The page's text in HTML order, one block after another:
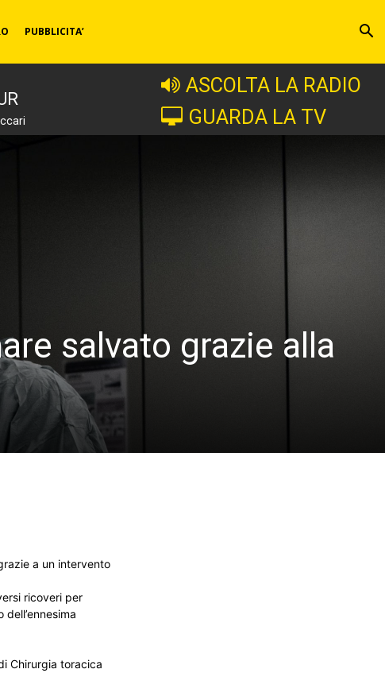
PUBBLICITA’
ASCOLTA LA RADIO
GUARDA LA TV
salvato grazie alla
a un intervento
ricoveri per
Chirurgia toracica